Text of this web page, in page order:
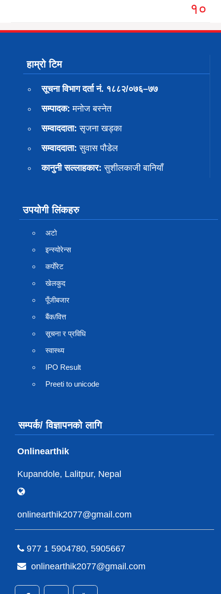
१०
हाम्रो टिम
सूचना विभाग दर्ता नं. १८८२/०७६–७७
सम्पादक: मनोज बस्नेत
सम्वाददाता: सृजना खड्का
सम्वाददाता: सुवास पाैडेल
कानुनी सल्लाहकार: सुशीलकाजी बानियाँ
उपयोगी लिंकहरु
अटो
इन्स्योरेन्स
कर्पाेरेट
खेलकुद
पूँजीबजार
बैंक/वित्त
सूचना र प्रविधि
स्वास्थ्य
IPO Result
Preeti to unicode
सम्पर्क/ विज्ञापनको लागि
Onlinearthik
Kupandole, Lalitpur, Nepal
onlinearthik2077@gmail.com
977 1 5904780, 5905667
onlinearthik2077@gmail.com